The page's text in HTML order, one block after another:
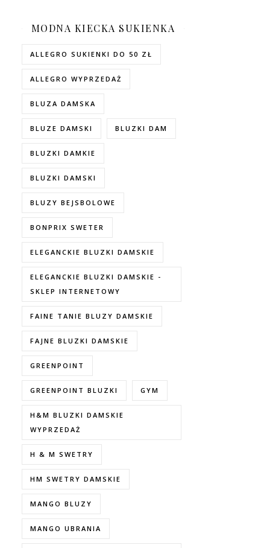
MODNA KIECKA SUKIENKA
ALLEGRO SUKIENKI DO 50 ZŁ
ALLEGRO WYPRZEDAŻ
BLUZA DAMSKA
BLUZE DAMSKI BLUZKI DAM
BLUZKI DAMKIE
BLUZKI DAMSKI
BLUZY BEJSBOLOWE
BONPRIX SWETER
ELEGANCKIE BLUZKI DAMSKIE
ELEGANCKIE BLUZKI DAMSKIE -
SKLEP INTERNETOWY
FAINE TANIE BLUZY DAMSKIE
FAJNE BLUZKI DAMSKIE
GREENPOINT
GREENPOINT BLUZKI GYM
H&M BLUZKI DAMSKIE
WYPRZEDAŻ
H & M SWETRY
HM SWETRY DAMSKIE
MANGO BLUZY
MANGO UBRANIA